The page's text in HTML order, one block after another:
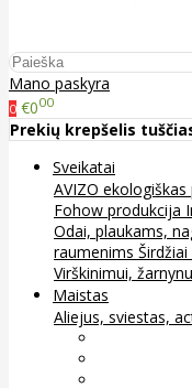
Mano paskyra
0 €000
Prekių krepšelis
Sveikatai
AVIZO
Fohow produkcija
Odai, plaukams,
raumenims
Virškinimui,
Maistas
Aliejus, sviestas,